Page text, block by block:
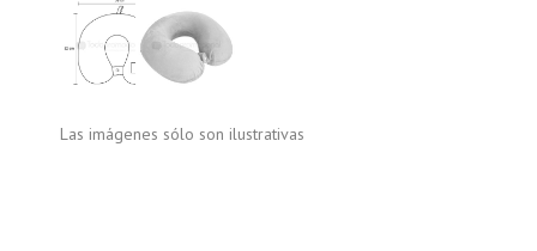
Las imágenes sólo son ilustrativas